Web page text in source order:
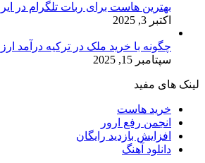
بهترین هاست برای ربات تلگرام در
اکتبر 3, 2025
چگونه با خرید ملک در ترکیه درآمد
سپتامبر 15, 2025
لینک های مفید
خرید هاست
انجمن رفع ارور
افزایش بازدید رایگان
دانلود آهنگ